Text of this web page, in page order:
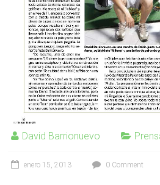
David Barrionuevo
enero 15, 2013 0 Comment